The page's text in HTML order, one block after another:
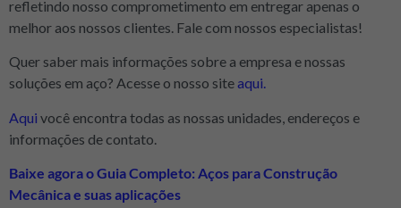
refletindo nosso comprometimento em entregar apenas o
melhor aos nossos clientes. Fale com nossos especialistas!
Quer saber mais informações sobre a empresa e nossas
soluções em aço? Acesse o nosso siteaqui.
Aqui você encontra todas as nossas unidades, endereços e
informações de contato.
Baixe agora o Guia Completo: Aços para Construção
Mecânica e suas aplicações